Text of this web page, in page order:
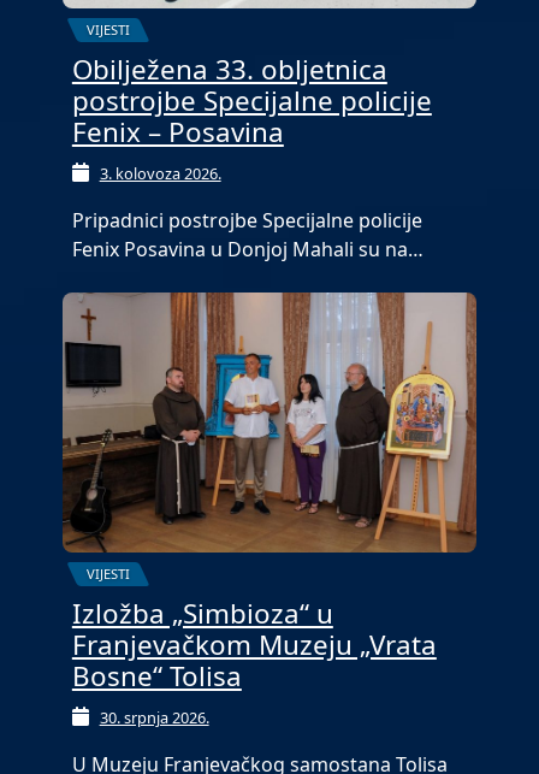
VIJESTI
Obilježena 33. obljetnica
postrojbe Specijalne policije
Fenix – Posavina
3. kolovoza 2026.
Pripadnici postrojbe Specijalne policije
Fenix Posavina u Donjoj Mahali su na…
VIJESTI
Izložba „Simbioza“ u
Franjevačkom Muzeju „Vrata
Bosne“ Tolisa
30. srpnja 2026.
U Muzeju Franjevačkog samostana Tolisa